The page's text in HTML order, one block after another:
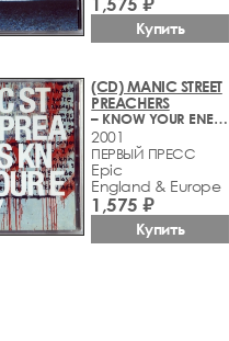
Купить
(CD) MANIC STREET
PREACHERS
– KNOW YOUR ENEMY
2001
ПЕРВЫЙ ПРЕСС
Epic
England & Europe
1,575 ₽
Купить